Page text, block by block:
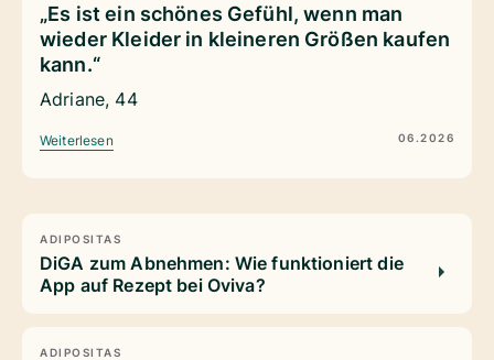
„Es ist ein schönes Gefühl, wenn man
wieder Kleider in kleineren Größen kaufen
kann.“
Adriane, 44
Weiterlesen 06.2026
ADIPOSITAS
DiGA zum Abnehmen: Wie funktioniert die
App auf Rezept bei Oviva?
ADIPOSITAS